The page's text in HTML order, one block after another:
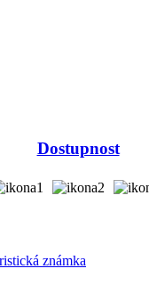
Dostupnost